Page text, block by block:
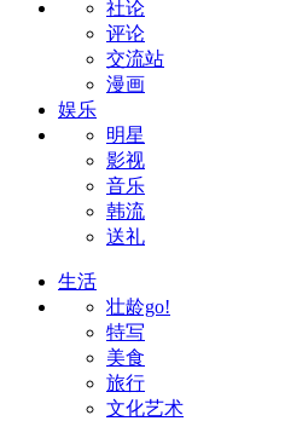
社论
评论
交流站
漫画
娱乐
明星
影视
音乐
韩流
送礼
生活
壮龄go!
特写
美食
旅行
文化艺术